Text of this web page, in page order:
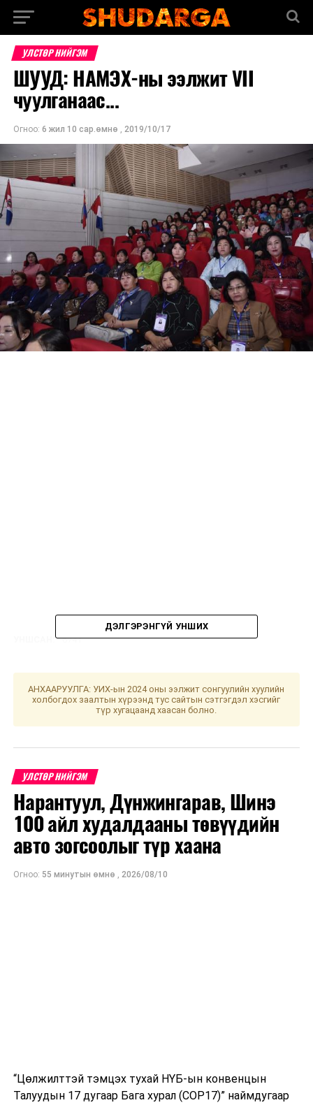
УЛСТӨР НИЙГЭМ
ШУУД: НАМЭХ-ны ээлжит VII
чуулганаас...
Огноо: 6 жил 10 сар.өмнө , 2019/10/17
6741
Үс шинээр үргээлгэх буюу засуулахад тохиромжгүй
ӨМНӨХ МЭДЭЭ
Д.Оюунбилэг: “Экспорт монголд” форум уул уурхайн
бус бүтээгдэхүүнийг дэлхийд экспортлох зорилготой
ДЭЛГЭРЭНГҮЙ УНШИХ
АНХААРУУЛГА: УИХ-ын 2024 оны ээлжит сонгуулийн хуулийн
холбогдох заалтын хүрээнд тус сайтын сэтгэгдэл хэсгийг
түр хугацаанд хаасан болно.
УЛСТӨР НИЙГЭМ
Нарантуул, Дүнжингарав, Шинэ
100 айл худалдааны төвүүдийн
авто зогсоолыг түр хаана
Огноо: 55 минутын өмнө , 2026/08/10
“Цөлжилттэй тэмцэх тухай НҮБ-ын конвенцын
Талуудын 17 дугаар Бага хурал (COP17)” наймдугаар